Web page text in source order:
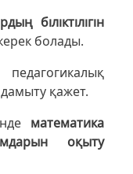
біліктілігін
болады.
педагогикалық
қажет.
математика
оқыту